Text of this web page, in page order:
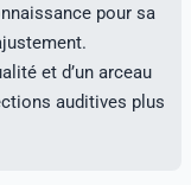
pour sa
et d’un arceau
auditives plus